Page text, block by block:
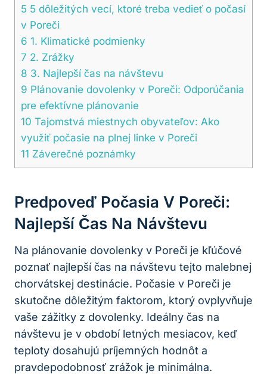
5 5 dôležitých vecí, ‌ktoré treba vedieť o počasí
v Poreči
6 1.⁢ Klimatické podmienky
7 2. ⁤Zrážky
8 3. Najlepší čas ⁢na návštevu
9 Plánovanie ​dovolenky v ‌Poreči: Odporúčania
pre⁤ efektívne plánovanie
10 Tajomstvá miestnych‍ obyvateľov: Ako⁤
využiť počasie na ⁢plnej linke ​v Poreči
11 Záverečné poznámky
Predpoveď Počasia V Poreči:
Najlepší Čas ‌na⁣ Návštevu
Na​ plánovanie dovolenky v Poreči je kľúčové
poznať ‌najlepší čas na ‍návštevu ​tejto malebnej​
chorvátskej destinácie. ​Počasie v ​Poreči je
skutočne dôležitým ‌faktorom, ktorý ‍ovplyvňuje
vaše ⁢zážitky z dovolenky. Ideálny⁤ čas na
návštevu ‌je‌ v období letných mesiacov, keď ​
teploty ⁣dosahujú príjemných hodnôt a
pravdepodobnosť zrážok ⁣je minimálna. ⁢